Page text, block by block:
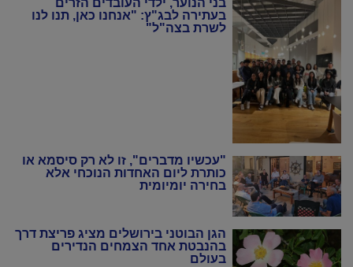
בעתירה לבג"ץ: "אנחנו כאן, תנו לנו
לשרת בצה"ל"
"עכשיו מדברים", זו לא רק סיסמא או
כותרת ליום האחדות הנוכחי אלא
בחירה יומיומית
הגן הבוטני בירושלים מציג פריצת דרך
בהנבטת אחד הצמחים הנדירים
בעולם